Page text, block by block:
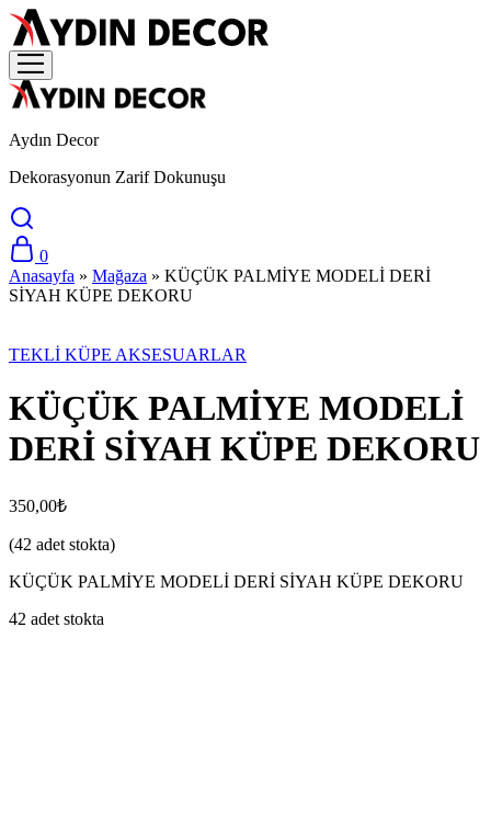
Aydın Decor
Dekorasyonun Zarif Dokunuşu
0
Anasayfa » Mağaza » KÜÇÜK PALMİYE MODELİ DERİ
SİYAH KÜPE DEKORU
TEKLİ KÜPE AKSESUARLAR
KÜÇÜK PALMİYE MODELİ
DERİ SİYAH KÜPE DEKORU
350,00₺
(42 adet stokta)
KÜÇÜK PALMİYE MODELİ DERİ SİYAH KÜPE DEKORU
42 adet stokta